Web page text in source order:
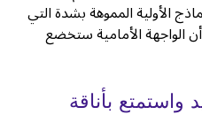
الأولية المموهة بشدة التي
الواجهة الأمامية ستخضع
واستمتع بأناقة